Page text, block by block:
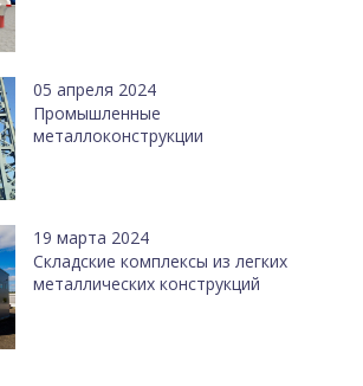
05 апреля 2024
Промышленные
металлоконструкции
19 марта 2024
Cкладские комплексы из легких
металлических конструкций